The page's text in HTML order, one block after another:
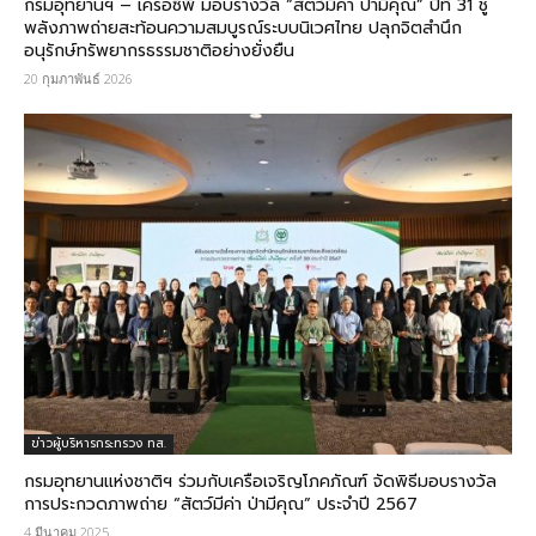
กรมอุทยานฯ – เครือซีพี มอบรางวัล “สัตว์มีค่า ป่ามีคุณ” ปีที่ 31 ชู
พลังภาพถ่ายสะท้อนความสมบูรณ์ระบบนิเวศไทย ปลุกจิตสำนึก
อนุรักษ์ทรัพยากรธรรมชาติอย่างยั่งยืน
20 กุมภาพันธ์ 2026
ข่าวผู้บริหารกระทรวง ทส.
กรมอุทยานแห่งชาติฯ ร่วมกับเครือเจริญโภคภัณฑ์ จัดพิธีมอบรางวัล
การประกวดภาพถ่าย “สัตว์มีค่า ป่ามีคุณ” ประจำปี 2567
4 มีนาคม 2025